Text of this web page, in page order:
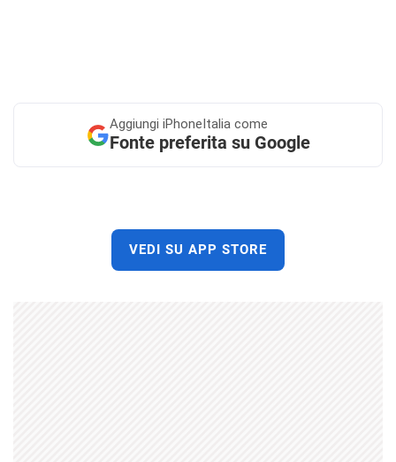
Aggiungi iPhoneItalia come
Fonte preferita su Google
VEDI SU APP STORE